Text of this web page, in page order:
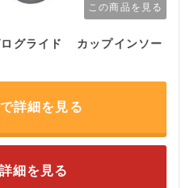
この商品を見る
グライド カップインソー
詳細を見る
細を見る